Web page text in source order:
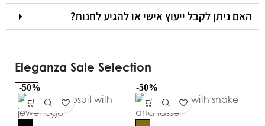
האם ניתן לקבל ייעוץ אישי או להגיע לחנות?
Eleganza Sale Selection
-50% -50%